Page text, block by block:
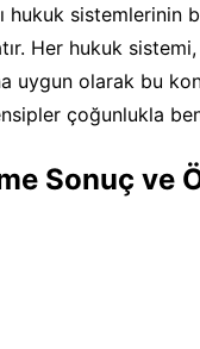
hukuk sistemlerinin
Her hukuk
uygun olarak bu
çoğunlukla
Sonuç ve